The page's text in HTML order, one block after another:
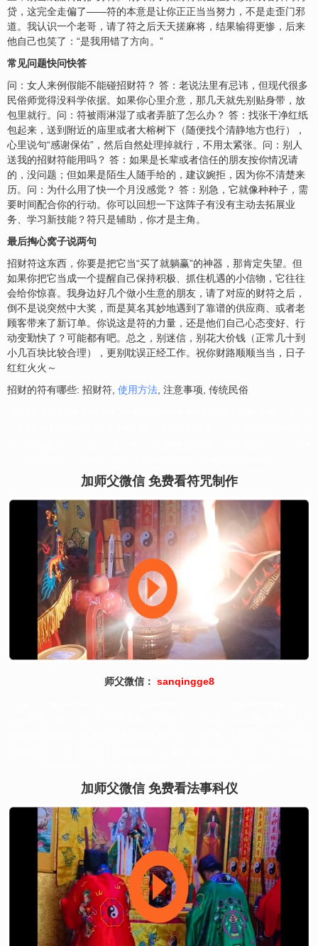
贷，这完全走偏了——符的本意是让你正正当当努力，不是走歪门邪
道。我认识一个老哥，请了符之后天天搓麻将，结果输得更惨，后来
他自己也笑了：“是我用错了方向。”
常见问题快问快答
问：女人来例假能不能碰招财符？ 答：老说法里有忌讳，但现代很多
民俗师觉得没科学依据。如果你心里介意，那几天就先别贴身带，放
包里就行。问：符被雨淋湿了或者弄脏了怎么办？ 答：找张干净红纸
包起来，送到附近的庙里或者大榕树下（随便找个清静地方也行），
心里说句“感谢保佑”，然后自然处理掉就行，不用太紧张。问：别人
送我的招财符能用吗？ 答：如果是长辈或者信任的朋友按你情况请
的，没问题；但如果是陌生人随手给的，建议婉拒，因为你不清楚来
历。问：为什么用了快一个月没感觉？ 答：别急，它就像种种子，需
要时间配合你的行动。你可以回想一下这阵子有没有主动去拓展业
务、学习新技能？符只是辅助，你才是主角。
最后掏心窝子说两句
招财符这东西，你要是把它当“买了就躺赢”的神器，那肯定失望。但
如果你把它当成一个提醒自己保持积极、抓住机遇的小信物，它往往
会给你惊喜。我身边好几个做小生意的朋友，请了对应的财符之后，
倒不是说突然中大奖，而是莫名其妙地遇到了靠谱的供应商、或者老
顾客带来了新订单。你说这是符的力量，还是他们自己心态变好、行
动变勤快了？可能都有吧。总之，别迷信，别花大价钱（正常几十到
小几百块比较合理），更别耽误正经工作。祝你财路顺顺当当，日子
红红火火～
招财的符有哪些: 招财符, 使用方法, 注意事项, 传统民俗
加师父微信 免费看符咒制作
师父微信： sanqingge8
加师父微信 免费看法事科仪